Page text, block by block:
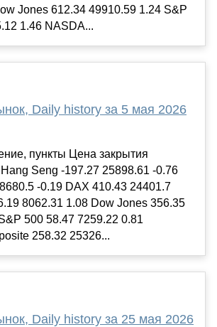
Jones 612.34 49910.59 1.24 S&P
1.46 NASDA...
Daily history за 5 мая 2026
пункты Цена закрытия
Seng -197.27 25898.61 -0.76
-0.19 DAX 410.43 24401.7
8062.31 1.08 Dow Jones 356.35
500 58.47 7259.22 0.81
258.32 25326...
Daily history за 25 мая 2026